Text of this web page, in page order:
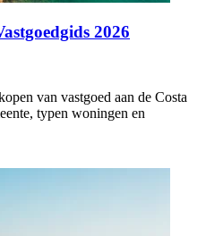
2026
van vastgoed aan de Costa
typen woningen en